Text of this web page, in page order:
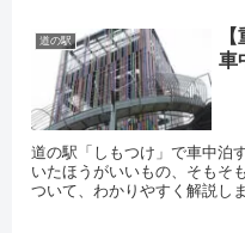
道の駅
車
道の駅「しもつけ」で車中泊
いたほうがいいもの、そもそ
ついて、わかりやすく解説しま